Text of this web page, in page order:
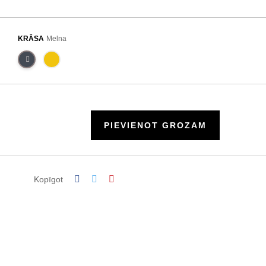
KRĀSA Melna
PIEVIENOT GROZAM
Kopīgot